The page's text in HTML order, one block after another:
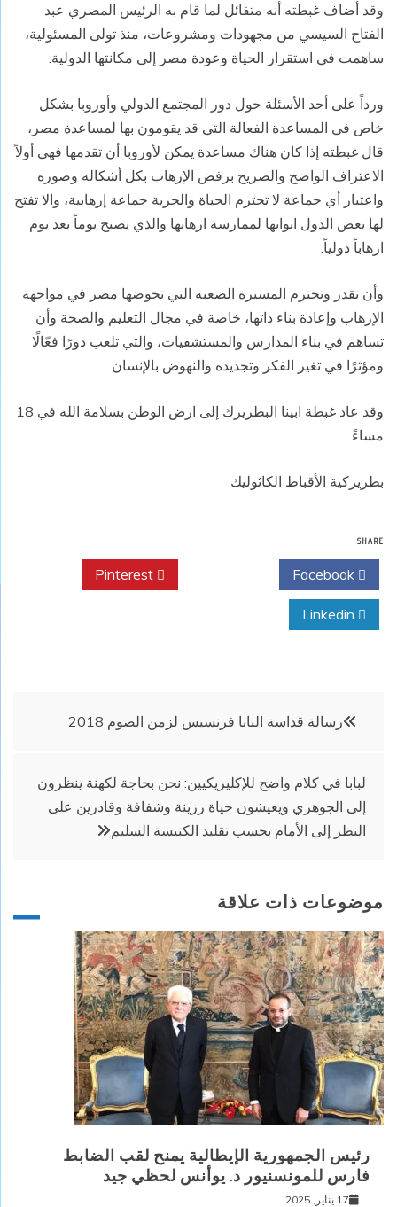
وقد أضاف غبطته أنه متفائل لما قام به الرئيس المصري عبد
الفتاح السيسي من مجهودات ومشروعات، منذ تولى المسئولية،
ساهمت في استقرار الحياة وعودة مصر إلى مكانتها الدولية.
ورداً على أحد الأسئلة حول دور المجتمع الدولي وأوروبا بشكل
خاص في المساعدة الفعالة التي قد يقومون بها لمساعدة مصر،
قال غبطته إذا كان هناك مساعدة يمكن لأوروبا أن تقدمها فهي أولاً
الاعتراف الواضح والصريح برفض الإرهاب بكل أشكاله وصوره
واعتبار أي جماعة لا تحترم الحياة والحرية جماعة إرهابية، والا تفتح
لها بعض الدول ابوابها لممارسة ارهابها والذي يصبح يوماً بعد يوم
ارهاباً دولياً.
وأن تقدر وتحترم المسيرة الصعبة التي تخوضها مصر في مواجهة
الإرهاب وإعادة بناء ذاتها، خاصة في مجال التعليم والصحة وأن
تساهم في بناء المدارس والمستشفيات، والتي تلعب دورًا فعّالًا
ومؤثرًا في تغير الفكر وتجديده والنهوض بالإنسان.
وقد عاد غبطة ابينا البطريرك إلى ارض الوطن بسلامة الله في 18
مساءً.
بطريركية الأقباط الكاثوليك
SHARE
تصفّح
رسالة قداسة البابا فرنسيس لزمن الصوم 2018
لبابا في كلام واضح للإكليريكيين: نحن بحاجة لكهنة ينظرون
إلى الجوهري ويعيشون حياة رزينة وشفافة وقادرين على
النظر إلى الأمام بحسب تقليد الكنيسة السليم
موضوعات ذات علاقة
رئيس الجمهورية الإيطالية يمنح لقب الضابط
فارس للمونسنيور د. يوأنس لحظي جيد
17 يناير, 2025